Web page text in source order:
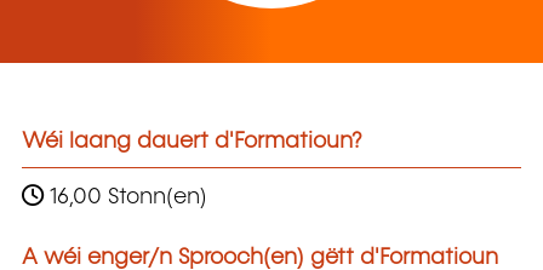
Wéi laang dauert d'Formatioun?
16,00 Stonn(en)
A wéi enger/n Sprooch(en) gëtt d'Formatioun